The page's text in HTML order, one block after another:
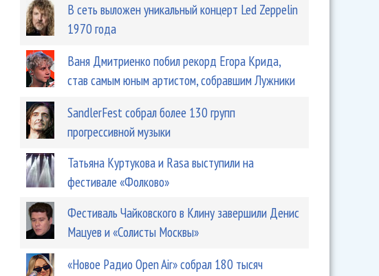
В сеть выложен уникальный концерт Led Zeppelin
1970 года
Ваня Дмитриенко побил рекорд Егора Крида,
став самым юным артистом, собравшим Лужники
SandlerFest собрал более 130 групп
прогрессивной музыки
Татьяна Куртукова и Rasa выступили на
фестивале «Фолково»
Фестиваль Чайковского в Клину завершили Денис
Мацуев и «Солисты Москвы»
«Новое Радио Open Air» собрал 180 тысяч